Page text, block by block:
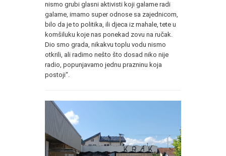
nismo grubi glasni aktivisti koji galame radi
galame, imamo super odnose sa zajednicom,
bilo da je to politika, ili djeca iz mahale, tete u
komšiluku koje nas ponekad zovu na ručak.
Dio smo grada, nikakvu toplu vodu nismo
otkrili, ali radimo nešto što dosad niko nije
radio, popunjavamo jednu prazninu koja
postoji“.